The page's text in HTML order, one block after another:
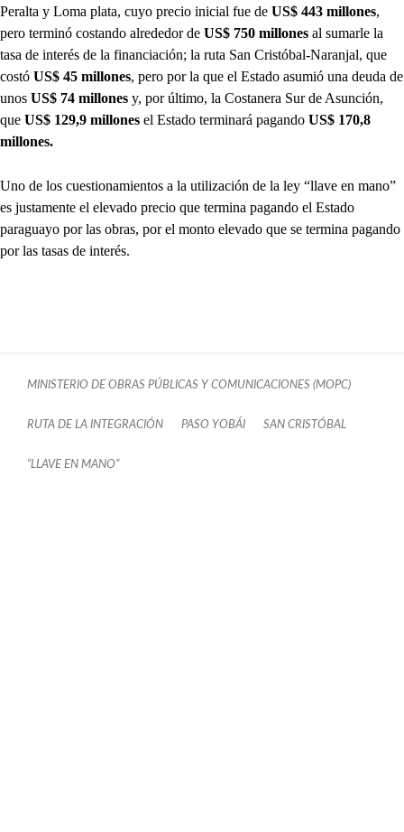
Peralta y Loma plata, cuyo precio inicial fue de US$ 443 millones,
pero terminó costando alrededor de US$ 750 millones al sumarle la
tasa de interés de la financiación; la ruta San Cristóbal-Naranjal, que
costó US$ 45 millones, pero por la que el Estado asumió una deuda de
unos US$ 74 millones y, por último, la Costanera Sur de Asunción,
que US$ 129,9 millones el Estado terminará pagando US$ 170,8
millones.
Uno de los cuestionamientos a la utilización de la ley “llave en mano”
es justamente el elevado precio que termina pagando el Estado
paraguayo por las obras, por el monto elevado que se termina pagando
por las tasas de interés.
MINISTERIO DE OBRAS PÚBLICAS Y COMUNICACIONES (MOPC)
RUTA DE LA INTEGRACIÓN PASO YOBÁI SAN CRISTÓBAL
“LLAVE EN MANO”